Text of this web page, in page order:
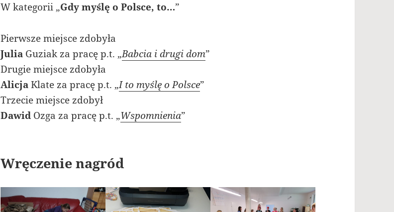
W kategorii „Gdy myślę o Polsce, to…”
Pierwsze miejsce zdobyła
Julia Guziak za pracę p.t. „Babcia i drugi dom”
Drugie miejsce zdobyła
AlicjaKlate za pracę p.t. „I to myślę o Polsce”
Trzecie miejsce zdobył
Dawid Ozga za pracę p.t. „Wspomnienia”
Wręczenie nagród